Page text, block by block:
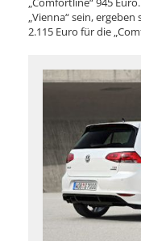
„Vienna“ sein,
2.115 Euro für die